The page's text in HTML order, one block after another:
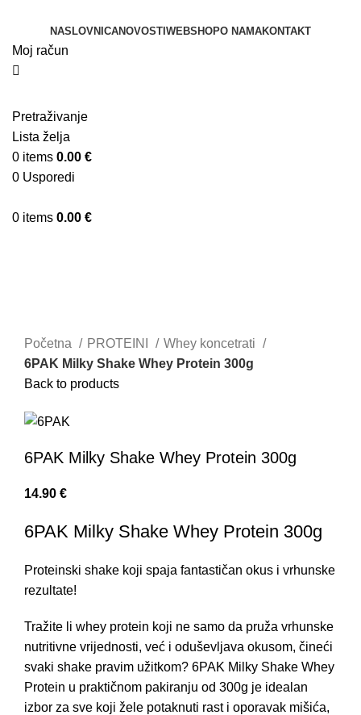
NASLOVNICANOVOSTI WEBSHOPO NAMAKONTAKT
Moj račun
Pretraživanje
Lista želja
0 items 0.00 €
0 Usporedi
0 items 0.00 €
Početna
PROTEINI
Whey koncetrati
6PAK Milky Shake Whey Protein 300g
Back to products
6PAK Milky Shake Whey Protein 300g
14.90 €
6PAK Milky Shake Whey Protein 300g
Proteinski shake koji spaja fantastičan okus i vrhunske
rezultate!
Tražite li whey protein koji ne samo da pruža vrhunske
nutritivne vrijednosti, već i oduševljava okusom, čineći
svaki shake pravim užitkom? 6PAK Milky Shake Whey
Protein u praktičnom pakiranju od 300g je idealan
izbor za sve koji žele potaknuti rast i oporavak mišića,